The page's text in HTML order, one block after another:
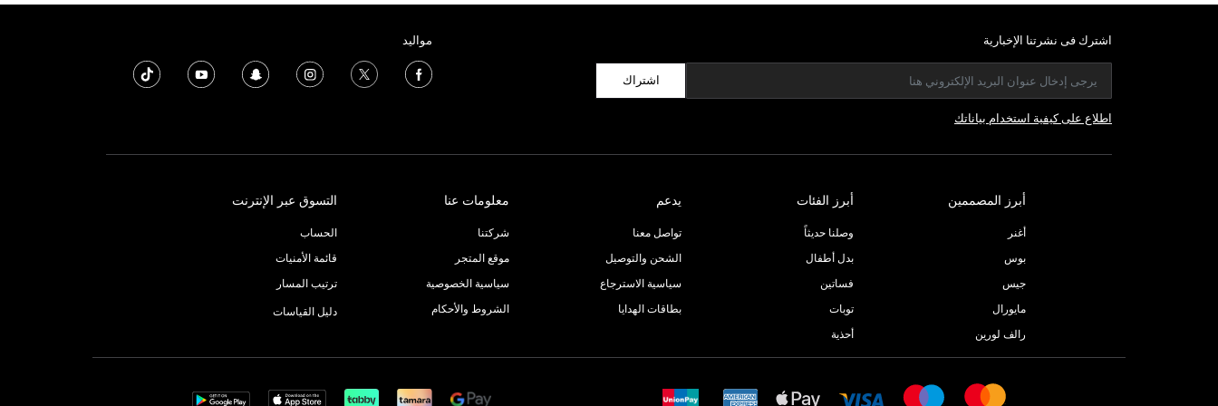
اشترك فى نشرتنا الإخبارية
اشتراك
اطلاع على كيفية استخدام بياناتك
مواليد
أبرز المصممين
أغنر
بوس
جيس
مايورال
رالف لورين
أبرز الفئات
وصلنا حديثاً
بدل أطفال
فساتين
توبات
أحذية
يدعم
تواصل معنا
الشحن والتوصيل
سياسية الاسترجاع
بطاقات الهدايا
معلومات عنا
شركتنا
موقع المتجر
سياسية الخصوصية
الشروط والأحكام
التسوق عبر الإنترنت
الحساب
قائمة الأمنيات
ترتيب المسار
دليل القياسات